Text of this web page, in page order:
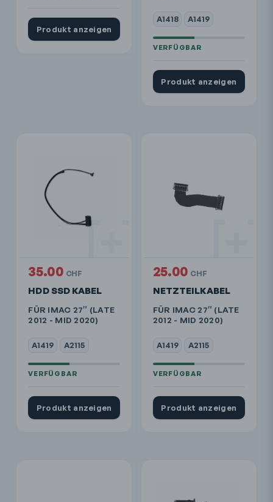
Produkt anzeigen
A1418 A1419
Produkt anzeigen
HDD SSD KABEL
FÜR IMAC 27″ (LATE
2012 - MID 2020)
A1419 A2115
35.00 CHF
Produkt anzeigen
NETZTEILKABEL
FÜR IMAC 27″ (LATE
2012 - MID 2020)
A1419 A2115
25.00 CHF
Produkt anzeigen